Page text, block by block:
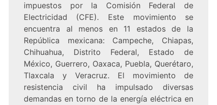
impuestos por la Comisión Federal de
Electricidad (CFE). Este movimiento se
encuentra al menos en 11 estados de la
República mexicana: Campeche, Chiapas,
Chihuahua, Distrito Federal, Estado de
México, Guerrero, Oaxaca, Puebla, Querétaro,
Tlaxcala y Veracruz. El movimiento de
resistencia civil ha impulsado diversas
demandas en torno de la energía eléctrica en